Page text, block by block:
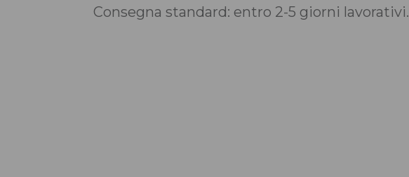
Consegna standard: entro 2-5 giorni lavorativi.